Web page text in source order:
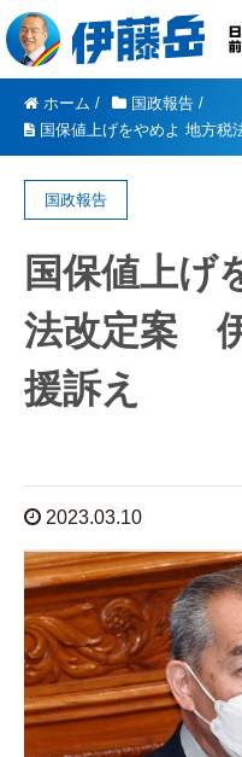
ホーム / 国政報告 /
国保値上げをやめよ 地方
国政報告
国保値上げ
法改定案
援訴え
2023.03.10